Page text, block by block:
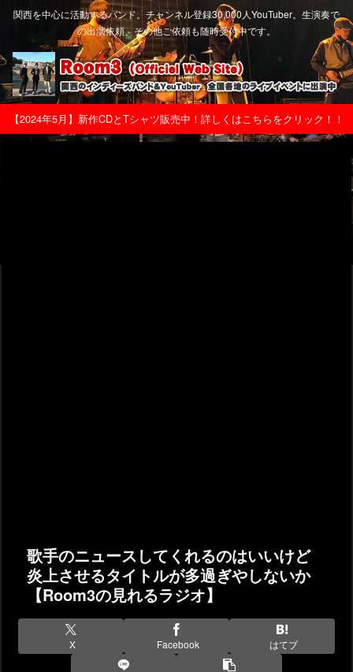
関西を中心に活動するバンド。チャンネル登録30,000人YouTuber。生演奏で
の出演依頼、その他ご依頼も随時受付中です。
【2024年5月】新作CDとTシャツ販売中！詳しくはこちらをクリック！！
歌手のニュースしてくれるのはいいけど
炎上させるタイトルが多過ぎやしないか
【Room3の見れるラジオ】
X Facebook はてブ